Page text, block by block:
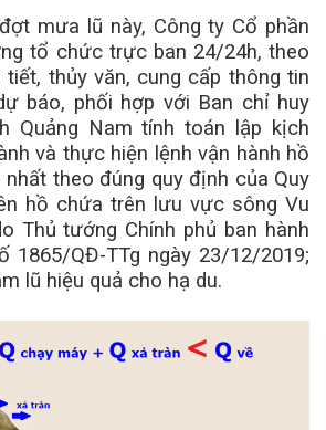
mưa lũ này, Công ty Cổ phần
tổ chức trực ban 24/24h, theo
thủy văn, cung cấp thông tin
báo, phối hợp với Ban chỉ huy
Quảng Nam tính toán lập kịch
và thực hiện lệnh vận hành hồ
theo đúng quy định của Quy
hồ chứa trên lưu vực sông Vu
Thủ tướng Chính phủ ban hành
1865/QĐ-TTg ngày 23/12/2019;
lũ hiệu quả cho hạ du.